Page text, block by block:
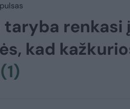
renkasi
kad
(1)